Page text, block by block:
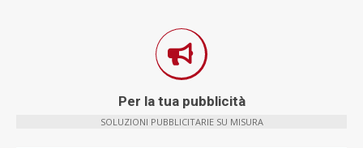
Per la tua pubblicità
SOLUZIONI PUBBLICITARIE SU MISURA